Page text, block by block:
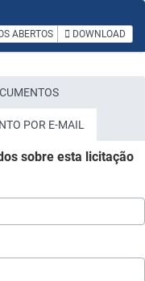
ABERTOS DOWNLOAD
POR E-MAIL
sobre esta licitação